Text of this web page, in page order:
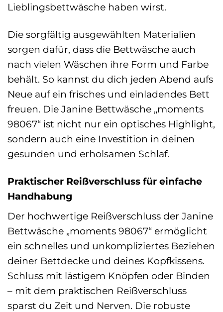
Lieblingsbettwäsche haben wirst.
Die sorgfältig ausgewählten Materialien
sorgen dafür, dass die Bettwäsche auch
nach vielen Wäschen ihre Form und Farbe
behält. So kannst du dich jeden Abend aufs
Neue auf ein frisches und einladendes Bett
freuen. Die Janine Bettwäsche „moments
98067“ ist nicht nur ein optisches Highlight,
sondern auch eine Investition in deinen
gesunden und erholsamen Schlaf.
Praktischer Reißverschluss für einfache
Handhabung
Der hochwertige Reißverschluss der Janine
Bettwäsche „moments 98067“ ermöglicht
ein schnelles und unkompliziertes Beziehen
deiner Bettdecke und deines Kopfkissens.
Schluss mit lästigem Knöpfen oder Binden
– mit dem praktischen Reißverschluss
sparst du Zeit und Nerven. Die robuste